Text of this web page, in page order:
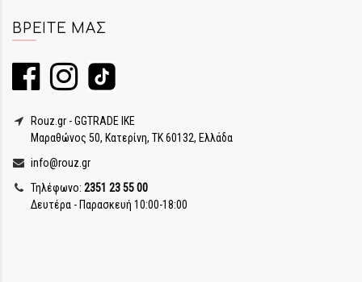
ΒΡΕΊΤΕ ΜΑΣ
Rouz.gr - GGTRADE IKE
Μαραθώνος 50, Κατερίνη, ΤΚ 60132, Ελλάδα
info@rouz.gr
Τηλέφωνο: 2351 23 55 00
Δευτέρα - Παρασκευή 10:00-18:00